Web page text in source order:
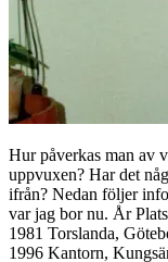
Hur påverkas man av
uppvuxen? Har det
ifrån? Nedan följer
var jag bor nu. År
1981 Torslanda,
1996 Kantorn,